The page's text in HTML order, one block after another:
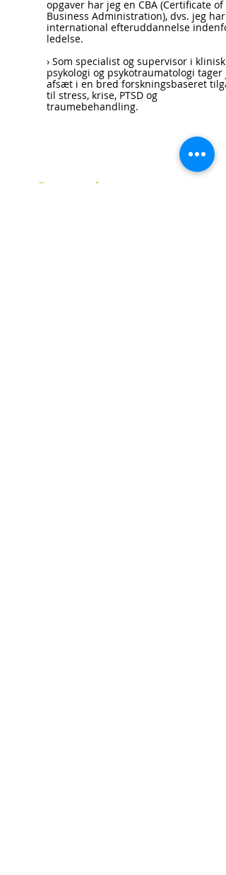
opgaver har jeg en CBA (Certificate of
Business Administration), dvs. jeg har
international efteruddannelse
ledelse.
› Som specialist og supervisor i klinisk
psykologi og psykotraumatologi tager
afsæt i en bred forskningsbaseret
til stress, krise, PTSD og
traumebehandling.
Baggrund: